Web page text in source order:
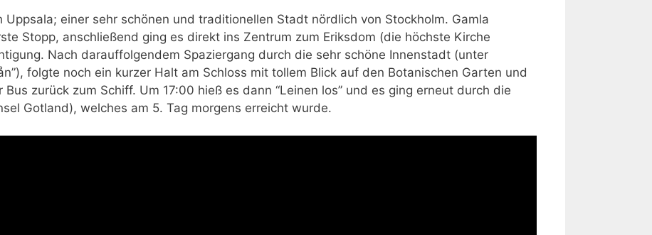
Uppsala; einer sehr schönen und traditionellen Stadt nördlich von Stockholm. Gamla
Stopp, anschließend ging es direkt ins Zentrum zum Eriksdom (die höchste Kirche
Nach darauffolgendem Spaziergang durch die sehr schöne Innenstadt (unter
folgte noch ein kurzer Halt am Schloss mit tollem Blick auf den Botanischen Garten und
zurück zum Schiff. Um 17:00 hieß es dann “Leinen los” und es ging erneut durch die
Gotland), welches am 5. Tag morgens erreicht wurde.